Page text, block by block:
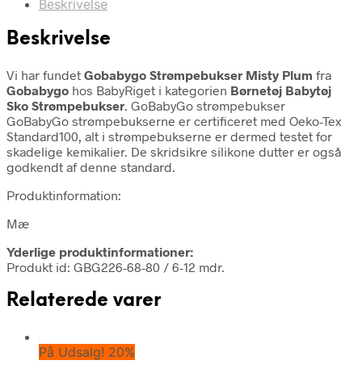
Beskrivelse
Beskrivelse
Vi har fundet Gobabygo Strømpebukser Misty Plum fra
Gobabygo hos BabyRiget i kategorien Børnetøj Babytøj
Sko Strømpebukser. GoBabyGo strømpebukser
GoBabyGo strømpebukserne er certificeret med Oeko-Tex
Standard100, alt i strømpebukserne er dermed testet for
skadelige kemikalier. De skridsikre silikone dutter er også
godkendt af denne standard.
Produktinformation:
Mæ
Yderlige produktinformationer:
Produkt id: GBG226-68-80 / 6-12 mdr.
Relaterede varer
På Udsalg! 20%